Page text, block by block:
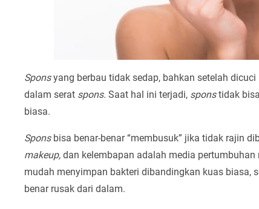
Sponsyang berbau tidak sedap, bahkan setelah
dalam serat spons. Saat hal ini terjadi, sponstidak
biasa.
Sponsbisa benar-benar “membusuk” jika tidak rajin
makeup, dan kelembapan adalah media
mudah menyimpan bakteri dibandingkan kuas biasa,
benar rusak dari dalam.